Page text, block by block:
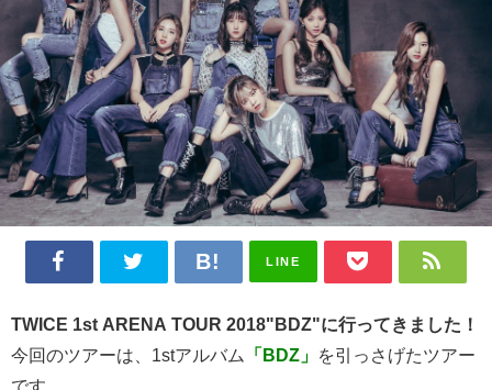
LINE
TWICE 1st ARENA TOUR 2018"BDZ"に行ってきました！
今回のツアーは、1stアルバム
「BDZ」
を引っさげたツアー
です。